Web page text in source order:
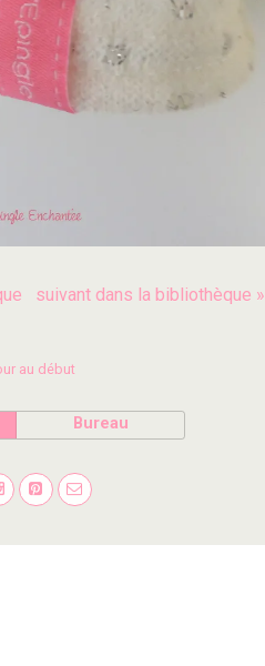
suivant dans la bibliothèque »
au début
Bureau